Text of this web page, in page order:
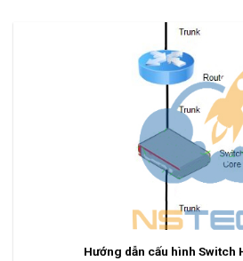
Hướng dẫn cấu hình Switch